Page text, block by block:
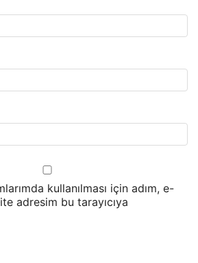
kullanılması için adım, e-
adresim bu tarayıcıya